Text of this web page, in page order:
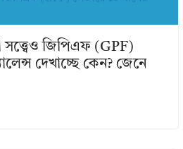
সত্ত্বেও জিপিএফ (GPF)
দেখাচ্ছে কেন? জেনে